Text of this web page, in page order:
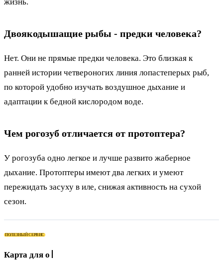
Двоякодышащие рыбы - предки человека?
Нет. Они не прямые предки человека. Это близкая к
ранней истории четвероногих линия лопастеперых рыб,
по которой удобно изучать воздушное дыхание и
адаптации к бедной кислородом воде.
Чем рогозуб отличается от протоптера?
У рогозуба одно легкое и лучше развито жаберное
дыхание. Протоптеры имеют два легких и умеют
пережидать засуху в иле, снижая активность на сухой
сезон.
ПОЛЕЗНЫЙ СЕРВИС
Карта для оплаты App Store,